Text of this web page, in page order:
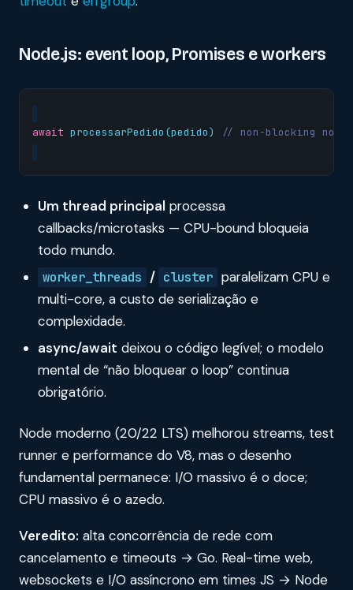
Node.js: event loop, Promises e workers
await processarPedido (pedido)
Um thread principal processa
callbacks/microtasks — CPU-bound bloqueia
todo mundo.
worker_threads / cluster paralelizam CPU e
multi-core, a custo de serialização e
complexidade.
async/await deixou o código legível; o modelo
mental de “não bloquear o loop” continua
obrigatório.
Node moderno (20/22 LTS) melhorou streams, test
runner e performance do V8, mas o desenho
fundamental permanece: I/O massivo é o doce;
CPU massivo é o azedo.
Veredito: alta concorrência de rede com
cancelamento e timeouts → Go. Real-time web,
websockets e I/O assíncrono em times JS → Node